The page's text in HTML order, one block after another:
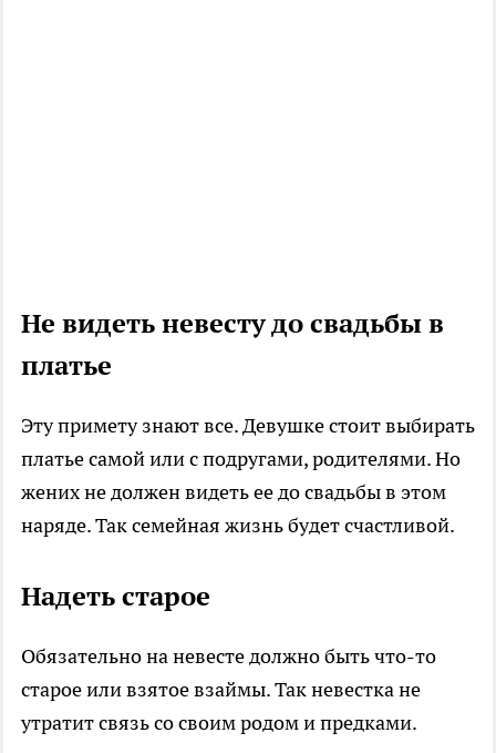
Не видеть невесту до свадьбы в
платье
Эту примету знают все. Девушке стоит выбирать
платье самой или с подругами, родителями. Но
жених не должен видеть ее до свадьбы в этом
наряде. Так семейная жизнь будет счастливой.
Надеть старое
Обязательно на невесте должно быть что-то
старое или взятое взаймы. Так невестка не
утратит связь со своим родом и предками.